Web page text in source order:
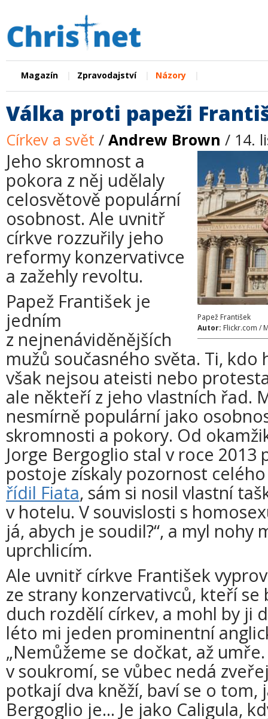
Magazín Zpravodajství Názory
Válka proti papeži
Církev a svět / Andrew Brown / 14.
Papež František
Autor: Flickr.com /
Jeho skromnost a
pokora z něj udělaly
celosvětově populární
osobnost. Ale uvnitř
církve rozzuřily jeho
reformy konzervativce
a zažehly revoltu.
Papež František je
jedním
z nejnenáviděnějších
mužů současného světa. Ti, kdo
však nejsou ateisti nebo
ale někteří z jeho vlastních řad.
nesmírně populární jako
skromnosti a pokory. Od
Jorge Bergoglio stal v roce 2013
postoje získaly pozornost
řídil Fiata, sám si nosil vlastní
v hotelu. V souvislosti s
já, abych je soudil?“, a myl nohy
uprchlicím.
Ale uvnitř církve František
ze strany konzervativců, kteří
duch rozdělí církev, a mohl by ji
léto mi jeden prominentní
„Nemůžeme se dočkat, až
v soukromí, se vůbec nedá
potkají dva kněží, baví se o tom,
Bergoglio je... Je jako Caligula,